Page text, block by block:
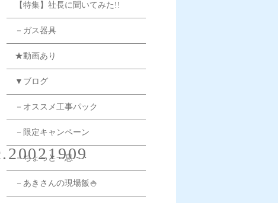
【特集】社長に聞いてみた!!
－ガス器具
★動画あり
▼ブログ
－オススメ工事パック
－限定キャンペーン
－ちょっと一息・・
－あきさんの現場飯🍚